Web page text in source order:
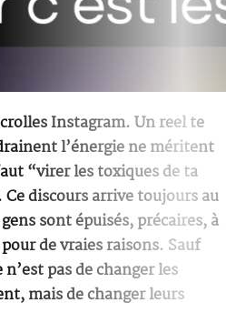
Instagram. Un reel te
l’énergie ne méritent
“virer les toxiques de ta
discours arrive toujours au
sont épuisés, précaires, à
de vraies raisons. Sauf
pas de changer les
mais de changer leurs